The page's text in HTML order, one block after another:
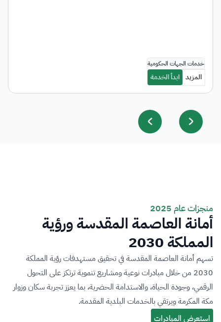
منجزات عام 2025
أمانة العاصمة المقدسة ورؤية
المملكة 2030
تسهم أمانة العاصمة المقدسة في تحقيق مستهدفات رؤية المملكة
2030 من خلال مبادرات نوعية ومشاريع تنموية ترتكز على التحول
الرقمي، وجودة الحياة، والاستدامة الحضرية، بما يعزز تجربة سكان وزوار
مكة المكرمة ويرتقي بالخدمات البلدية المقدمة.